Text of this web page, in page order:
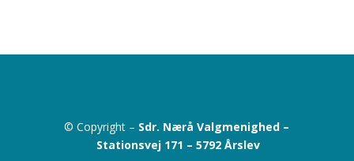
© Copyright – Sdr. Nærå Valgmenighed –
Stationsvej 171 –5792 Årslev